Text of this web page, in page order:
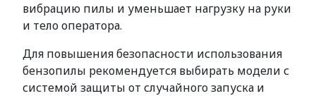
вибрацию пилы и уменьшает нагрузку на руки
и тело оператора.
Для повышения безопасности использования
бензопилы рекомендуется выбирать модели с
системой защиты от случайного запуска и